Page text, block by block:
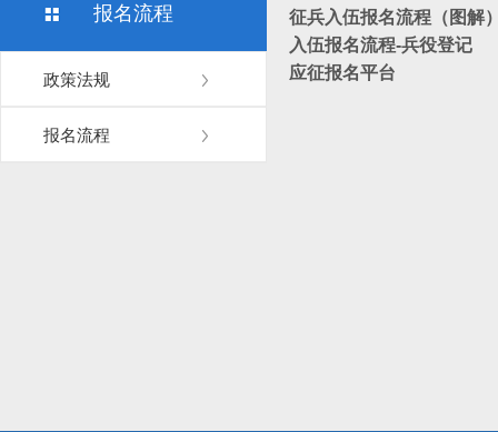
报名流程
政策法规
报名流程
征兵入伍报名流程（图解
入伍报名流程-兵役登记
应征报名平台